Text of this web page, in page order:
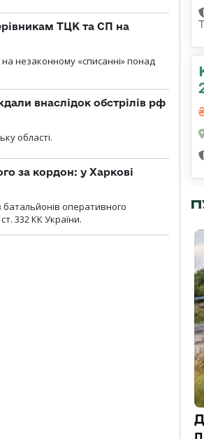
ТЦК та СП на
незаконному «списанні» понад
внаслідок обстрілів рф
області.
за кордон: у Харкові
оперативного
332 КК України.